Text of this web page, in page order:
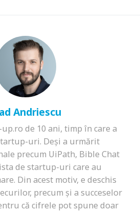
Andriescu
de 10 ani, timp în care a
uri. Deși a urmărit
precum UiPath, Bible Chat
de startup-uri care au
Din acest motiv, e deschis
precum și a succeselor
că cifrele pot spune doar